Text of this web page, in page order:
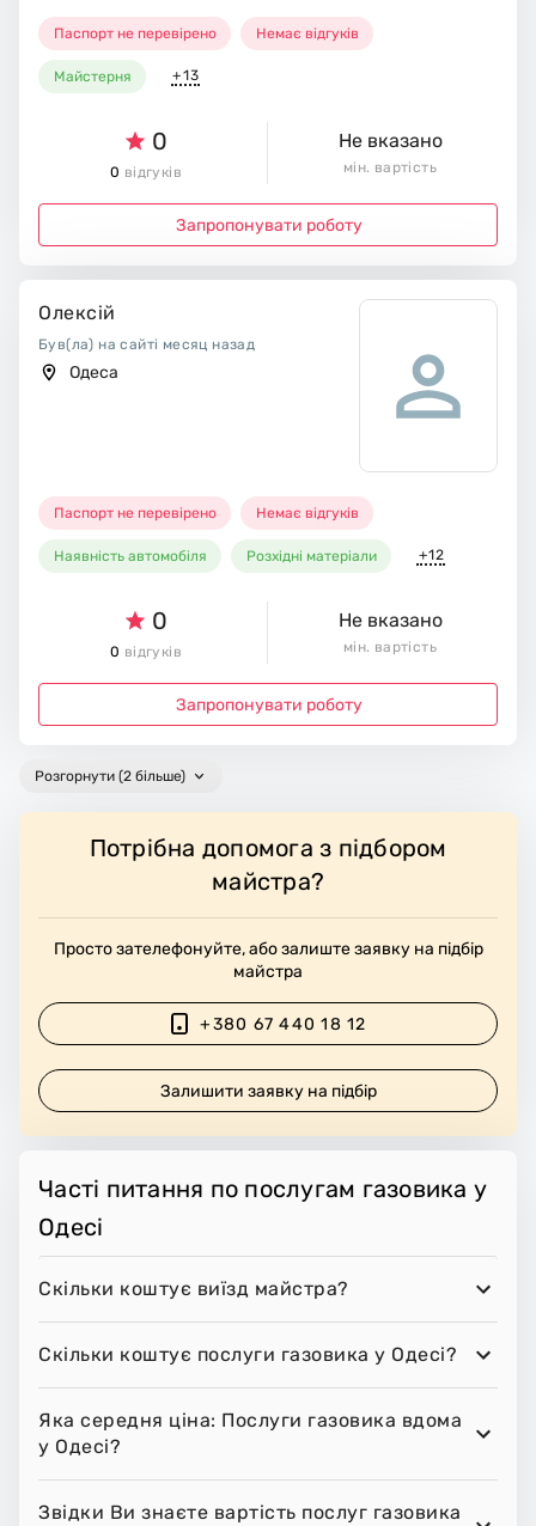
Паспорт не перевірено Немає відгуків
Майстерня +13
0
0 відгуків
Не вказано
мін. вартість
Запропонувати роботу
Олексій
Був(ла) на сайті месяц назад
Одеса
Паспорт не перевірено Немає відгуків
Наявність автомобіля Розхідні матеріали +12
0
0 відгуків
Не вказано
мін. вартість
Запропонувати роботу
Розгорнути (2 більше)
Потрібна допомога з підбором
майстра?
Просто зателефонуйте, або залиште заявку на підбір
майстра
+380 67 440 18 12
Залишити заявку на підбір
Часті питання по послугам газовика у
Одесі
Скільки коштує виїзд майстра?
Скільки коштує послуги газовика у Одесі?
Яка середня ціна: Послуги газовика вдома
у Одесі?
Звідки Ви знаєте вартість послуг газовика